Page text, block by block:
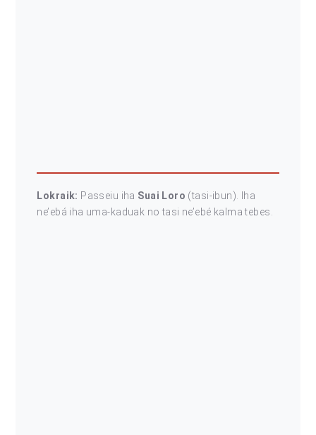
Lokraik: Passeiu iha Suai Loro (tasi-ibun). Iha
ne’ebá iha uma-kaduak no tasi ne’ebé kalma tebes.